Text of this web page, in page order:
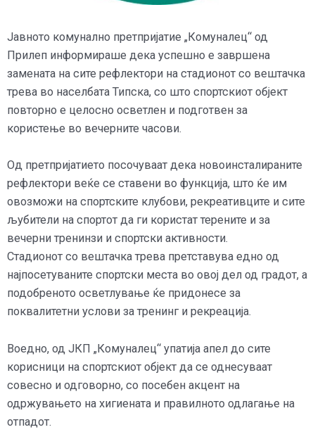
Јавното комунално претпријатие „Комуналец“ од
Прилеп информираше дека успешно е завршена
замената на сите рефлектори на стадионот со вештачка
трева во населбата Типска, со што спортскиот објект
повторно е целосно осветлен и подготвен за
користење во вечерните часови.
Од претпријатието посочуваат дека новоинсталираните
рефлектори веќе се ставени во функција, што ќе им
овозможи на спортските клубови, рекреативците и сите
љубители на спортот да ги користат терените и за
вечерни тренинзи и спортски активности.
Стадионот со вештачка трева претставува едно од
најпосетуваните спортски места во овој дел од градот, а
подобреното осветлување ќе придонесе за
поквалитетни услови за тренинг и рекреација.
Воедно, од ЈКП „Комуналец“ упатија апел до сите
корисници на спортскиот објект да се однесуваат
совесно и одговорно, со посебен акцент на
одржувањето на хигиената и правилното одлагање на
отпадот.